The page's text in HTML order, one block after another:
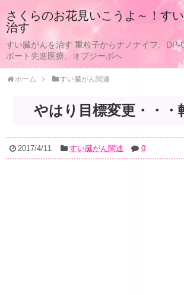
さくらのお花見いこうよ～！す
治す
すい臓がんを治す 重粒子からナノナイフ、DP-
ポート先進医療、オプジーボへ
ホーム すい臓がん関連
やはり目標変更・・・
2017/4/11 すい臓がん関連 0